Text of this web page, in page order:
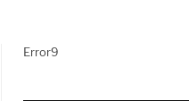
Error9